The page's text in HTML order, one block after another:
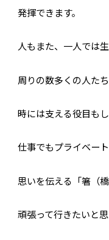
発揮できます。
人もまた、一人では
周りの数多くの人た
時には支える役目も
仕事でもプライベー
思いを伝える「箸（
頑張って行きたいと